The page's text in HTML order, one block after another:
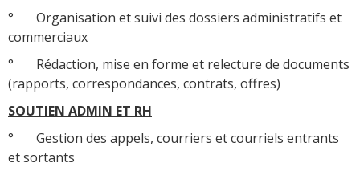
° Organisation et suivi des dossiers administratifs et
commerciaux
° Rédaction, mise en forme et relecture de documents
(rapports, correspondances, contrats, offres)
SOUTIEN ADMIN ET RH
° Gestion des appels, courriers et courriels entrants
et sortants